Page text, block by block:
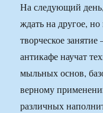
На следующий
ждать на другое,
творческое
антикафе научат
мыльных основ,
верному
различных